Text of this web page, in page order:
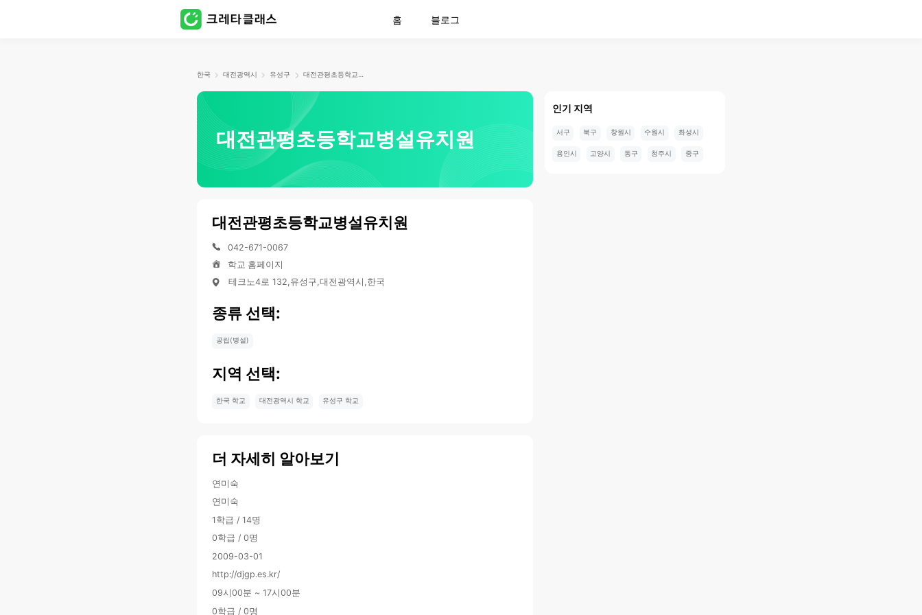
홈 블로그
한국 대전광역시 유성구
대전관평초등학교병설유치원
대전관평초등학교병설유치원
042-671-0067
학교 홈페이지
테크노4로 132,유성구,대전광역시,한국
종류 선택:
공립(병설)
지역 선택:
한국 학교 대전광역시 학교 유성구 학교
더 자세히 알아보기
연미숙
연미숙
1학급 / 14명
0학급 / 0명
2009-03-01
http://djgp.es.kr/
09시00분 ~ 17시00분
0학급 / 0명
인기 지역
서구 북구 창원시 수원시 화성시
용인시 고양시 동구 청주시 중구